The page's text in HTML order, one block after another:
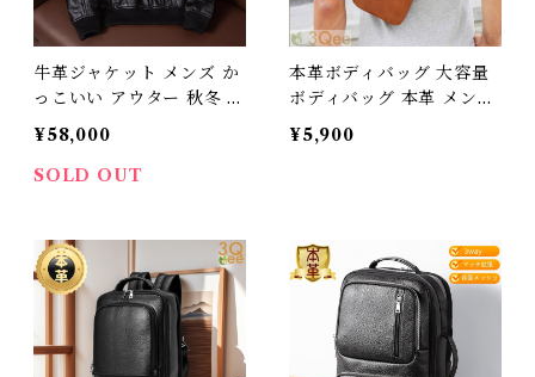
牛革ジャケット メンズ か
っこいい アウター 秋冬 長
袖 本革 ジャケット 柔らか
い 牛革 ブラック L/XL/2
XL112108
¥58,000
SOLD OUT
本革ボディバッグ 大容量
ボディバッグ 本革 メンズ
厚手牛革 オイルレザー ア
ウトドア 旅行 レジャー 本
無料 3Qjz
¥5,900